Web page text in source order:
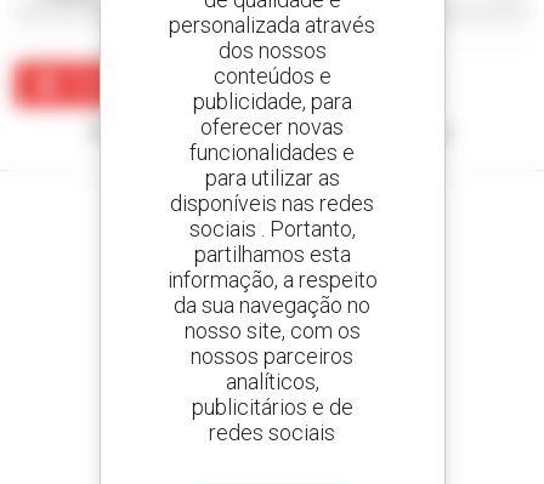
Nenhum resultado corresponde à sua pesquisa.
Crie os seus alertas
e receba anúncios de equipamentos usados
800 concessionários
A Manitou em todo o mundo
personalizada através
dos nossos
conteúdos e
publicidade, para
oferecer novas
funcionalidades e
para utilizar as
disponíveis nas redes
sociais . Portanto,
partilhamos esta
informação, a respeito
da sua navegação no
nosso site, com os
nossos parceiros
analíticos,
publicitários e de
redes sociais